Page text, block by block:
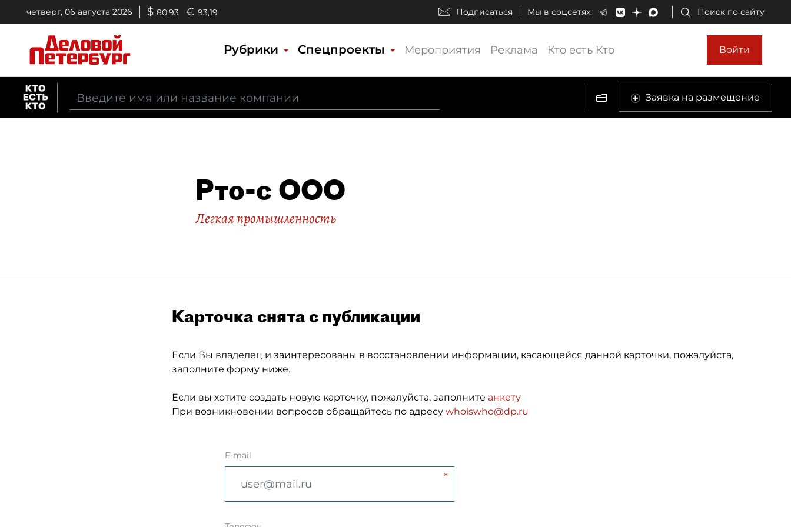
четверг, 06 августа 2026 $ 80,93 € 93,19 Подписаться Мы в соцсетях: Поиск по сайту
Рубрики Спецпроекты Мероприятия Реклама Кто есть Кто Войти
Заявка на размещение
Рто-с ООО
Легкая промышленность
Карточка снята с публикации
Если Вы владелец и заинтересованы в восстановлении информации, касающейся данной карточки, пожалуйста,
заполните форму ниже.
Если вы хотите создать новую карточку, пожалуйста, заполните анкету
При возникновении вопросов обращайтесь по адресу whoiswho@dp.ru
E-mail